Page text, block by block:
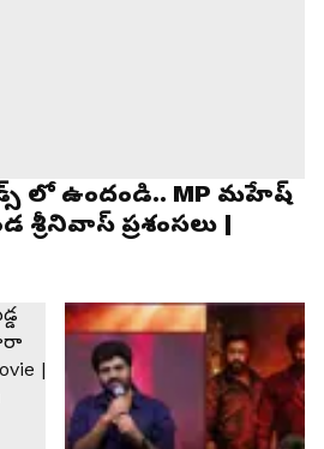
లో ఉందండి.. MP మహేష్
శ్రీనివాస్ ప్రశంసలు |